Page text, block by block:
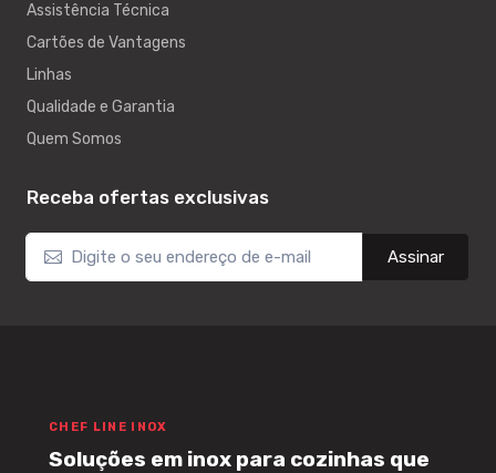
Assistência Técnica
Cartões de Vantagens
Linhas
Qualidade e Garantia
Quem Somos
Receba ofertas exclusivas
Assinar
CHEF LINE INOX
Soluções em inox para cozinhas que